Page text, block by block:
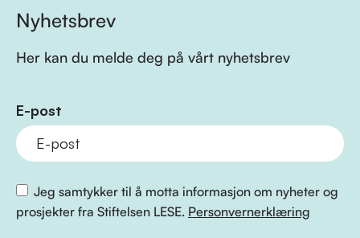
Nyhetsbrev
Her kan du melde deg på vårt nyhetsbrev
E-post
Jeg samtykker til å motta informasjon om nyheter og
prosjekter fra Stiftelsen LESE. Personvernerklæring